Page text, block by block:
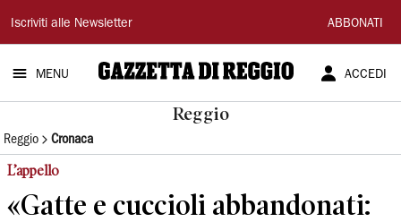
Gazzetta
di
Reggio
Iscriviti alle Newsletter ABBONATI
MENU ACCEDI
Reggio
Reggio Cronaca
L’appello
«Gatte e cuccioli abbandonati: